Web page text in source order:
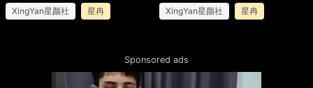
XingYan星颜社 星冉 XingYan星颜社 星冉
Sponsored ads